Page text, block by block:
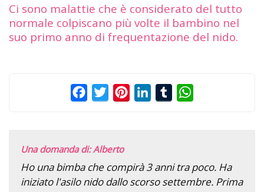
Ci sono malattie che è considerato del tutto
normale colpiscano più volte il bambino nel
suo primo anno di frequentazione del nido.
FacebookTwitterPinterestLinkedInTumblr
Una domanda di: Alberto
Ho una bimba che compirà 3 anni tra poco. Ha
iniziato l'asilo nido dallo scorso settembre. Prima